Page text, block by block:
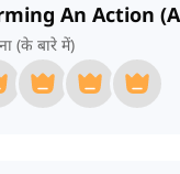
An Action
(के बारे में)